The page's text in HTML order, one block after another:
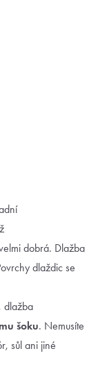
dobrá. Dlažba
dlaždic se
dlažba
šoku. Nemusíte
sůl ani jiné